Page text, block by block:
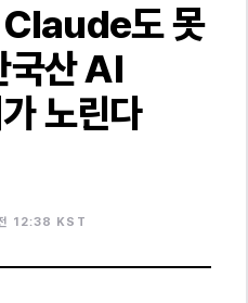
도 못
국산 AI
노린다
12:38 KST